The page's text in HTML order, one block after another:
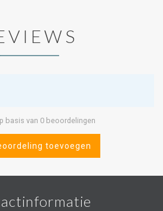
basis van 0 beoordelingen
toevoegen